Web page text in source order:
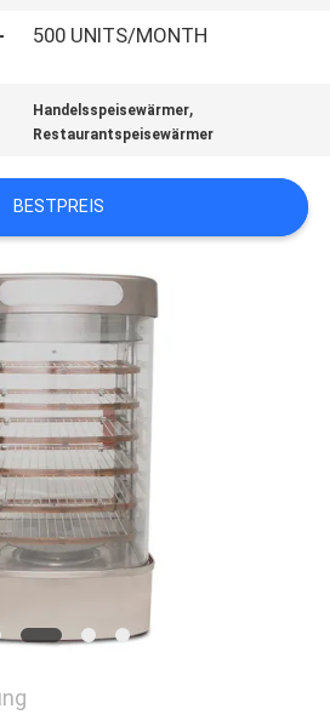
500 UNITS/MONTH
Handelsspeisewärmer,
Restaurantspeisewärmer
BESTPREIS